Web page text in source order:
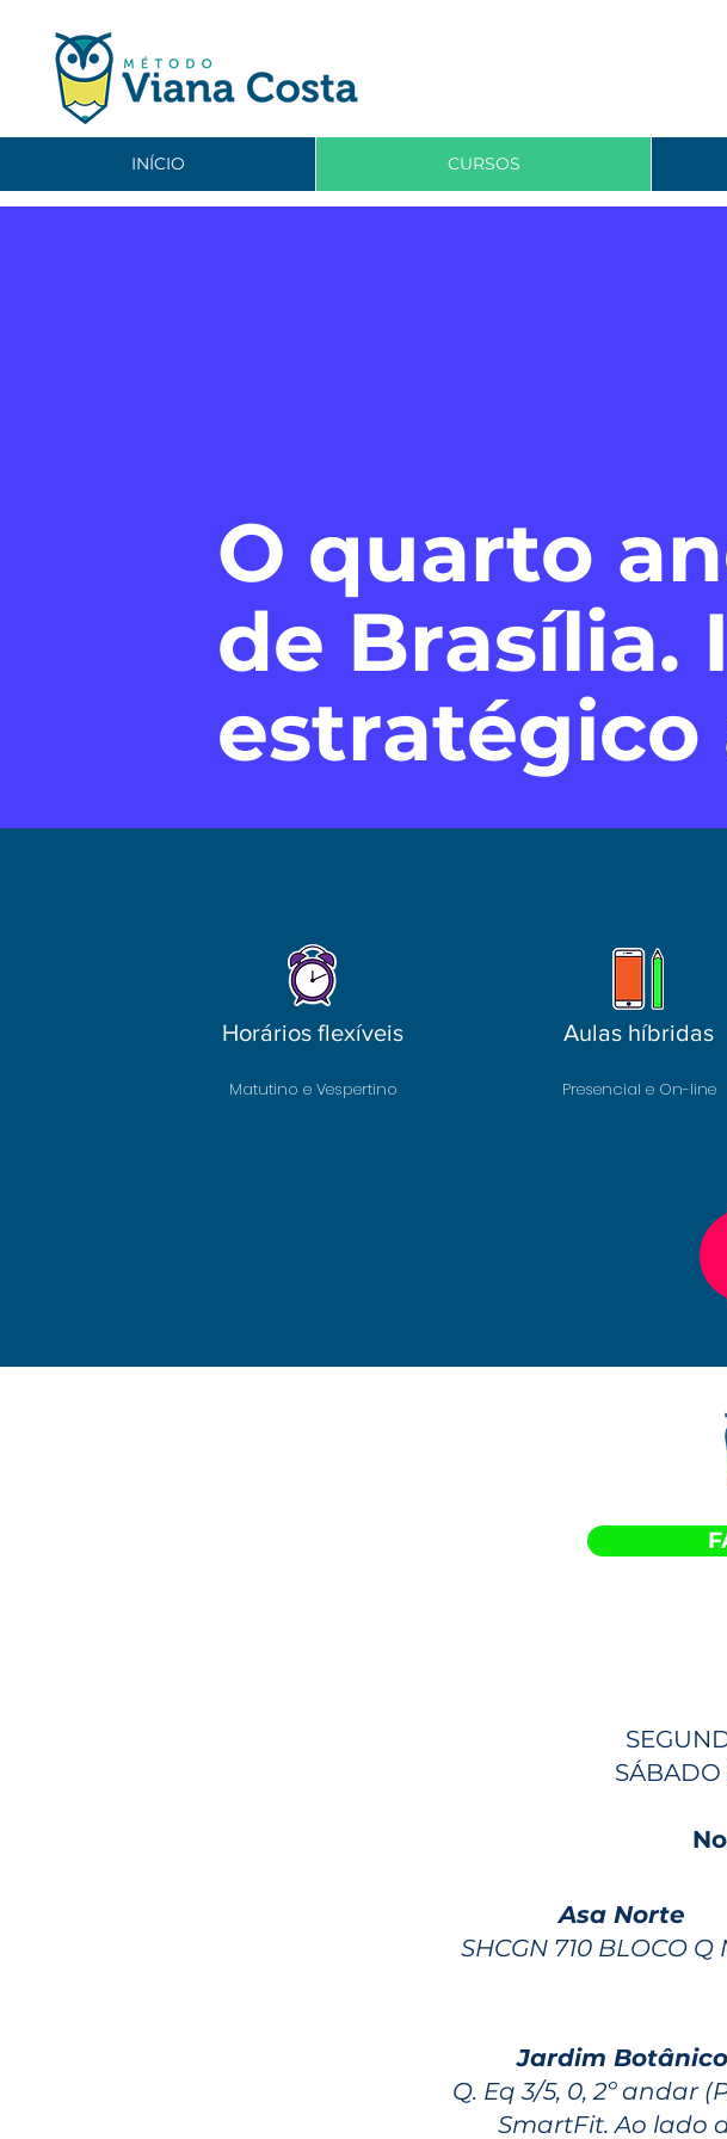
INÍCIO CURSOS
O quarto
de Brasília.
estratégico
Horários flexíveis
Matutino e Vespertino
Aulas híbridas
Presencial e On-line
Asa Norte
SHCGN 710 BLOCO Q
Jardim Botânico
Q. Eq 3/5, 0, 2º andar
SmartFit. Ao lado